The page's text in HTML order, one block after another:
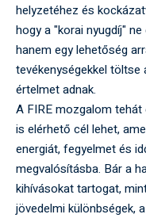
helyzetéhez és
hogy a "korai nyugdíj"
hanem egy lehetőség
tevékenységekkel töltse
értelmet adnak.
A FIRE mozgalom
is elérhető cél lehet,
energiát, fegyelmet és
megvalósításba. Bár a
kihívásokat tartogat,
jövedelmi különbségek,